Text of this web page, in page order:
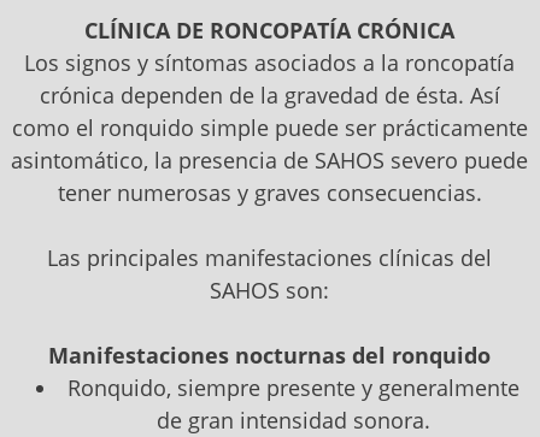
CLÍNICA DE RONCOPATÍA CRÓNICA
Los signos y síntomas asociados a la roncopatía
crónica dependen de la gravedad de ésta. Así
como el ronquido simple puede ser prácticamente
asintomático, la presencia de SAHOS severo puede
tener numerosas y graves consecuencias.
Las principales manifestaciones clínicas del
SAHOS son:
Manifestaciones nocturnas del ronquido
Ronquido, siempre presente y generalmente
de gran intensidad sonora.